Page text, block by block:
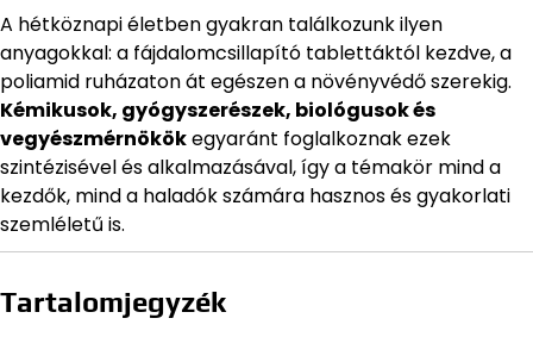
A hétköznapi életben gyakran találkozunk ilyen
anyagokkal: a fájdalomcsillapító tablettáktól kezdve, a
poliamid ruházaton át egészen a növényvédő szerekig.
Kémikusok, gyógyszerészek, biológusok és
vegyészmérnökökegyaránt foglalkoznak ezek
szintézisével és alkalmazásával, így a témakör mind a
kezdők, mind a haladók számára hasznos és gyakorlati
szemléletű is.
Tartalomjegyzék